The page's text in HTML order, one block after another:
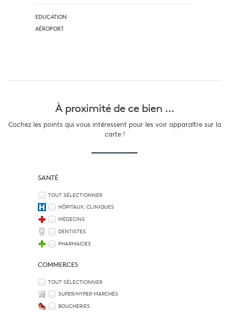
EDUCATION
AÉROPORT
À proximité de ce bien ...
Cochez les points qui vous intéressent pour les voir apparaître sur la
carte !
SANTÉ
TOUT SÉLECTIONNER
HÔPITAUX, CLINIQUES
MÉDECINS
DENTISTES
PHARMACIES
COMMERCES
TOUT SÉLECTIONNER
SUPER/HYPER MARCHÉS
BOUCHERIES